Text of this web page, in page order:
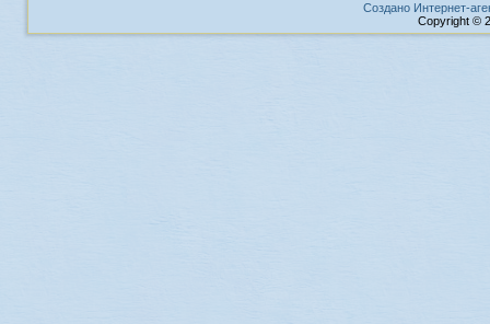
Создано Интернет-
Copyright ©